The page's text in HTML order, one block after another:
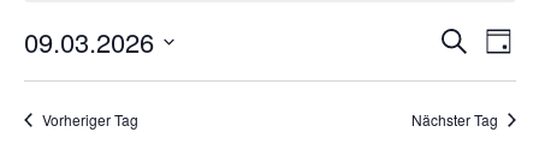
März
2026 Suche
und
SucheTag
09.03.2026
Datum
wählen.
Vorheriger Tag Nächster Tag